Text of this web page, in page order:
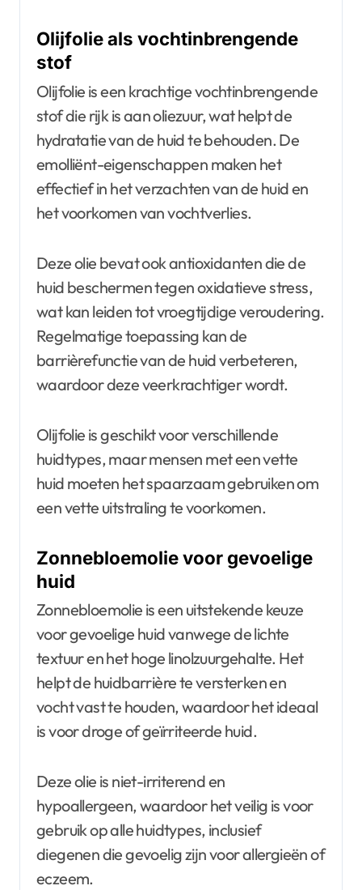
Olijfolie als vochtinbrengende
stof
Olijfolie is een krachtige vochtinbrengende
stof die rijk is aan oliezuur, wat helpt de
hydratatie van de huid te behouden. De
emolliënt-eigenschappen maken het
effectief in het verzachten van de huid en
het voorkomen van vochtverlies.
Deze olie bevat ook antioxidanten die de
huid beschermen tegen oxidatieve stress,
wat kan leiden tot vroegtijdige veroudering.
Regelmatige toepassing kan de
barrièrefunctie van de huid verbeteren,
waardoor deze veerkrachtiger wordt.
Olijfolie is geschikt voor verschillende
huidtypes, maar mensen met een vette
huid moeten het spaarzaam gebruiken om
een vette uitstraling te voorkomen.
Zonnebloemolie voor gevoelige
huid
Zonnebloemolie is een uitstekende keuze
voor gevoelige huid vanwege de lichte
textuur en het hoge linolzuurgehalte. Het
helpt de huidbarrière te versterken en
vocht vast te houden, waardoor het ideaal
is voor droge of geïrriteerde huid.
Deze olie is niet-irriterend en
hypoallergeen, waardoor het veilig is voor
gebruik op alle huidtypes, inclusief
diegenen die gevoelig zijn voor allergieën of
eczeem.